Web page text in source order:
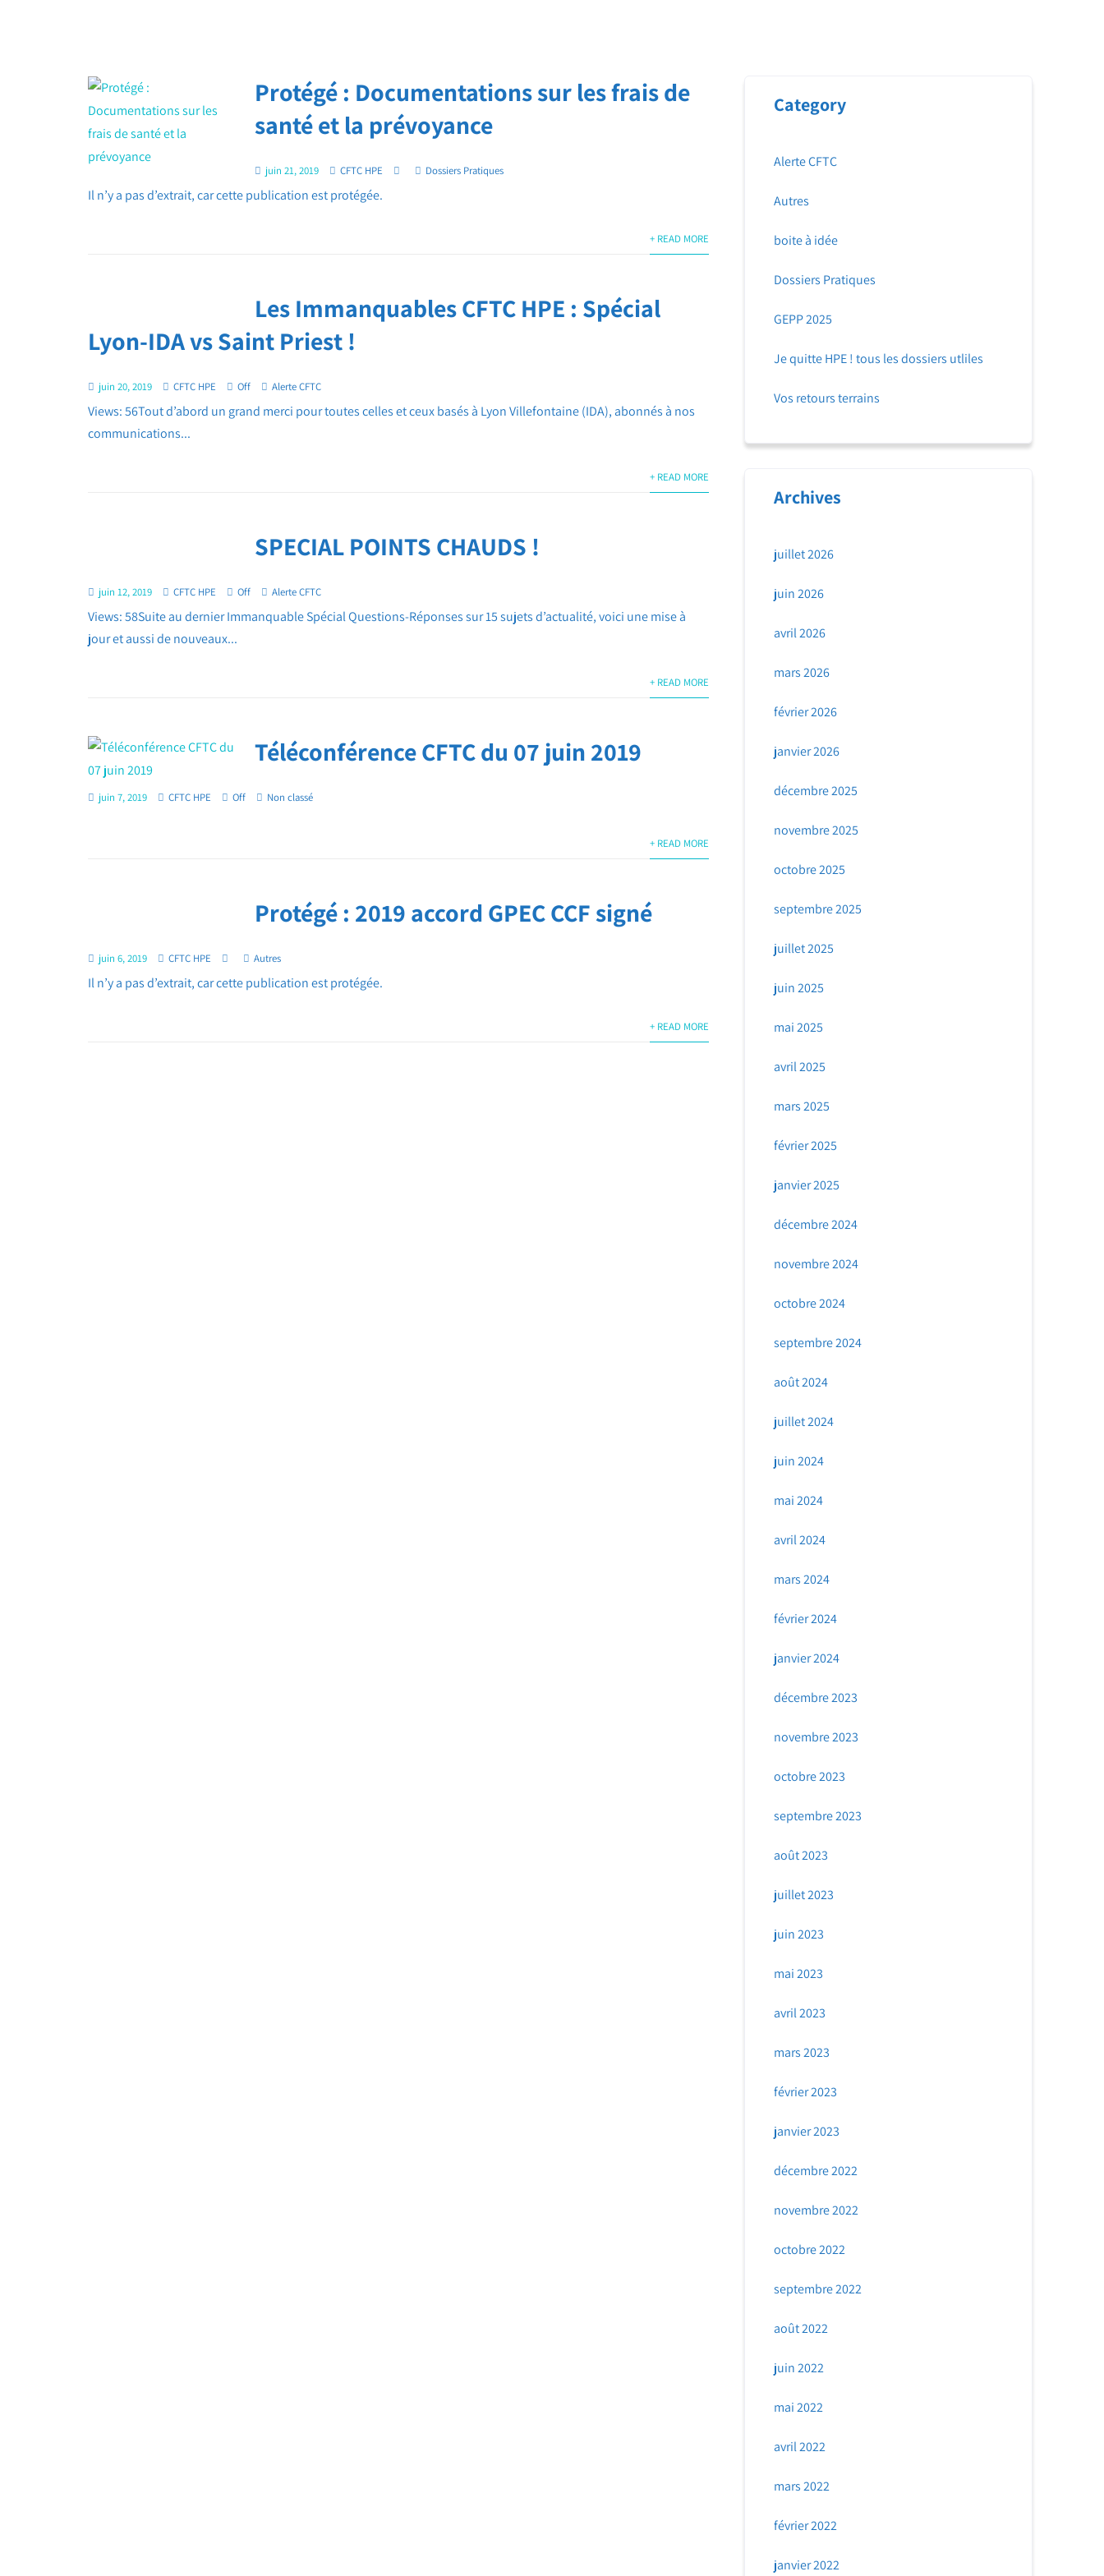
Protégé : Documentations sur les frais de
santé et la prévoyance
juin 21, 2019 CFTC HPE Dossiers Pratiques
Il n’y a pas d’extrait, car cette publication est protégée.
+ READ MORE
Les Immanquables CFTC HPE : Spécial
Lyon-IDA vs Saint Priest !
juin 20, 2019 CFTC HPE Off Alerte CFTC
Views: 56Tout d’abord un grand merci pour toutes celles et ceux basés à Lyon Villefontaine (IDA), abonnés à nos
communications...
+ READ MORE
SPECIAL POINTS CHAUDS !
juin 12, 2019 CFTC HPE Off Alerte CFTC
Views: 58Suite au dernier Immanquable Spécial Questions-Réponses sur 15 sujets d’actualité, voici une mise à
jour et aussi de nouveaux...
+ READ MORE
Téléconférence CFTC du 07 juin 2019
juin 7, 2019 CFTC HPE Off Non classé
+ READ MORE
Protégé : 2019 accord GPEC CCF signé
juin 6, 2019 CFTC HPE Autres
Il n’y a pas d’extrait, car cette publication est protégée.
+ READ MORE
Category
Alerte CFTC
Autres
boite à idée
Dossiers Pratiques
GEPP 2025
Je quitte HPE ! tous les dossiers utliles
Vos retours terrains
Archives
juillet 2026
juin 2026
avril 2026
mars 2026
février 2026
janvier 2026
décembre 2025
novembre 2025
octobre 2025
septembre 2025
juillet 2025
juin 2025
mai 2025
avril 2025
mars 2025
février 2025
janvier 2025
décembre 2024
novembre 2024
octobre 2024
septembre 2024
août 2024
juillet 2024
juin 2024
mai 2024
avril 2024
mars 2024
février 2024
janvier 2024
décembre 2023
novembre 2023
octobre 2023
septembre 2023
août 2023
juillet 2023
juin 2023
mai 2023
avril 2023
mars 2023
février 2023
janvier 2023
décembre 2022
novembre 2022
octobre 2022
septembre 2022
août 2022
juin 2022
mai 2022
avril 2022
mars 2022
février 2022
janvier 2022